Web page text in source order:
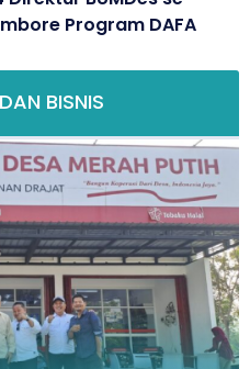
Program DAFA
BISNIS